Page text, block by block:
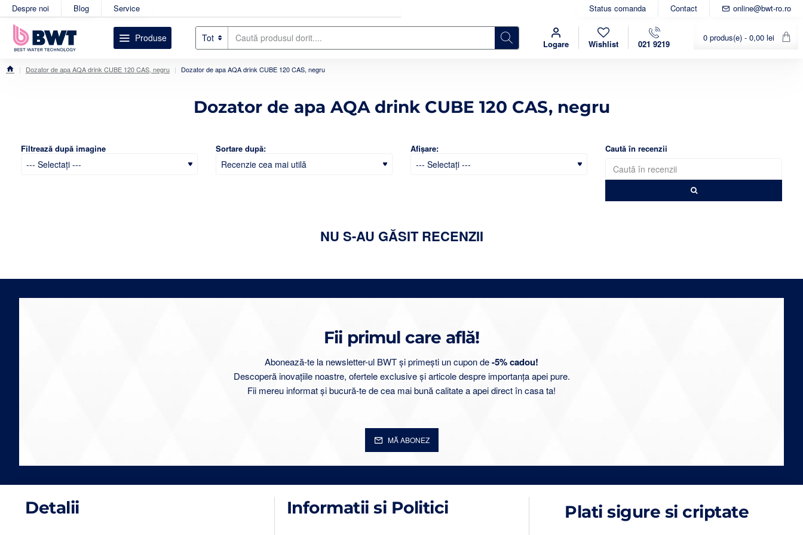
Despre noi Blog Service Status comanda Contact online@bwt-ro.ro
Produse Tot
Caută
produsul
Logare Wishlist 021 9219
0 produs(e) - 0,00 lei
home
Dozator de apa AQA drink CUBE 120 CAS, negru Dozator de apa AQA drink CUBE 120 CAS, negru
Dozator de apa AQA drink CUBE 120 CAS, negru
Filtrează după imagine Sortare după: Afișare: Caută în recenzii
NU S-AU GĂSIT RECENZII
Fii primul care află!
Abonează-te la newsletter-ul BWT și primești un cupon de-5% cadou!
Descoperă inovațiile noastre, ofertele exclusive și articole despre importanța apei pure.
Fii mereu informat și bucură-te de cea mai bună calitate a apei direct în casa ta!
MĂ ABONEZ
Detalii Informatii si Politici Plati sigure si criptate